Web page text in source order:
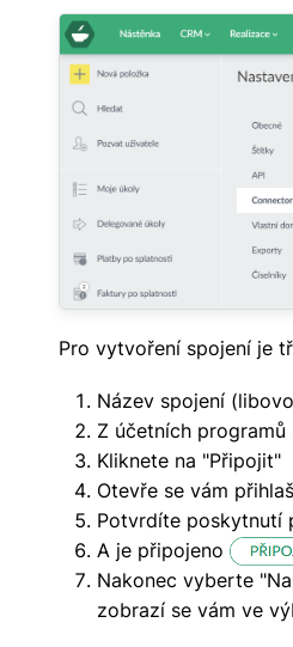
Pro vytvoření spojení je
Název spojení
Z účetních
Kliknete na "Připojit"
Otevře se vám
Potvrdíte poskytnutí
A je připojeno
Nakonec vyberte
zobrazí se vám ve